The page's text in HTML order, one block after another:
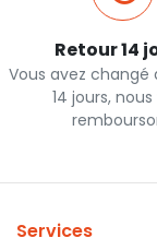
Retour 14
Vous avez changé
14 jours,
Services